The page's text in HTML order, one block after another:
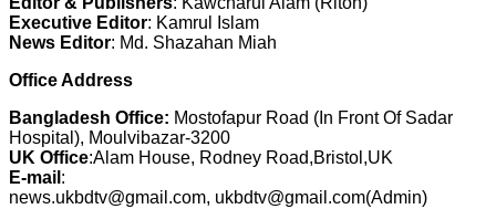
Executive Editor: Kamrul Islam
News Editor: Md. Shazahan Miah
Office Address
Bangladesh Office: Mostofapur Road (In Front Of Sadar
Hospital), Moulvibazar-3200
UK Office:Alam House, Rodney Road,Bristol,UK
E-mail :
news.ukbdtv@gmail.com, ukbdtv@gmail.com(Admin)